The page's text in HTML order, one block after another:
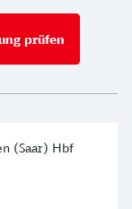
prüfen
(Saar) Hbf